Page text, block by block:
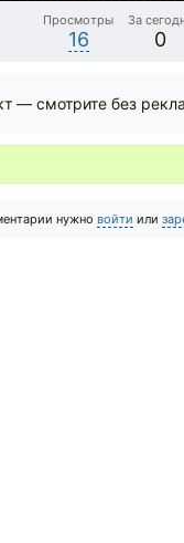
Просмотры
16
За
0
— смотрите без
нужно войти или